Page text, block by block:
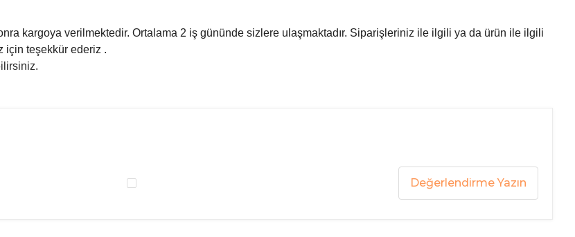
kargoya verilmektedir. Ortalama 2 iş gününde sizlere ulaşmaktadır. Siparişleriniz ile ilgili ya da ürün ile ilgili
için teşekkür ederiz .
Değerlendirme Yazın